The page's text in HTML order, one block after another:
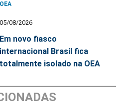
OEA
05/08/2026
Em novo fiasco
internacional Brasil fica
totalmente isolado na OEA